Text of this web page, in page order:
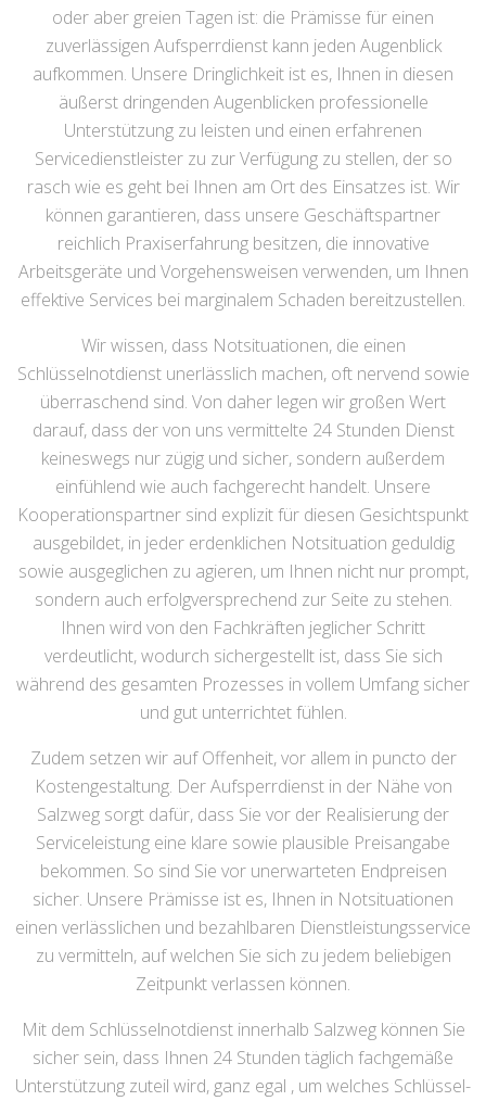
oder aber greien Tagen ist: die Prämisse für einen
zuverlässigen Aufsperrdienst kann jeden Augenblick
aufkommen. Unsere Dringlichkeit ist es, Ihnen in diesen
äußerst dringenden Augenblicken professionelle
Unterstützung zu leisten und einen erfahrenen
Servicedienstleister zu zur Verfügung zu stellen, der so
rasch wie es geht bei Ihnen am Ort des Einsatzes ist. Wir
können garantieren, dass unsere Geschäftspartner
reichlich Praxiserfahrung besitzen, die innovative
Arbeitsgeräte und Vorgehensweisen verwenden, um Ihnen
effektive Services bei marginalem Schaden bereitzustellen.
Wir wissen, dass Notsituationen, die einen
Schlüsselnotdienst unerlässlich machen, oft nervend sowie
überraschend sind. Von daher legen wir großen Wert
darauf, dass der von uns vermittelte 24 Stunden Dienst
keineswegs nur zügig und sicher, sondern außerdem
einfühlend wie auch fachgerecht handelt. Unsere
Kooperationspartner sind explizit für diesen Gesichtspunkt
ausgebildet, in jeder erdenklichen Notsituation geduldig
sowie ausgeglichen zu agieren, um Ihnen nicht nur prompt,
sondern auch erfolgversprechend zur Seite zu stehen.
Ihnen wird von den Fachkräften jeglicher Schritt
verdeutlicht, wodurch sichergestellt ist, dass Sie sich
während des gesamten Prozesses in vollem Umfang sicher
und gut unterrichtet fühlen.
Zudem setzen wir auf Offenheit, vor allem in puncto der
Kostengestaltung. Der Aufsperrdienst in der Nähe von
Salzweg sorgt dafür, dass Sie vor der Realisierung der
Serviceleistung eine klare sowie plausible Preisangabe
bekommen. So sind Sie vor unerwarteten Endpreisen
sicher. Unsere Prämisse ist es, Ihnen in Notsituationen
einen verlässlichen und bezahlbaren Dienstleistungsservice
zu vermitteln, auf welchen Sie sich zu jedem beliebigen
Zeitpunkt verlassen können.
Mit dem Schlüsselnotdienst innerhalb Salzweg können Sie
sicher sein, dass Ihnen 24 Stunden täglich fachgemäße
Unterstützung zuteil wird, ganz egal , um welches Schlüssel-